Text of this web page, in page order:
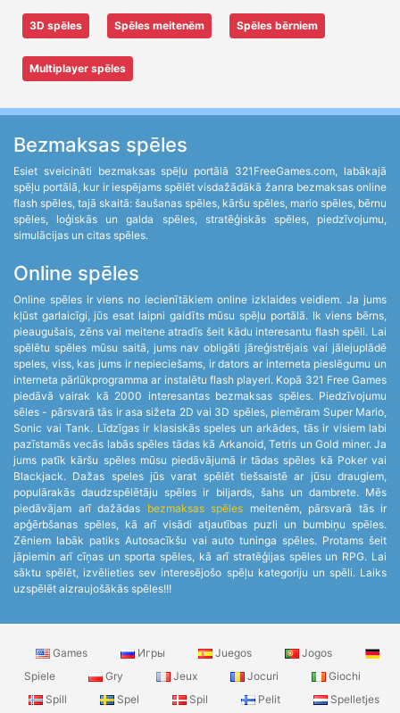
3D spēles Spēles meitenēm Spēles bērniem
Multiplayer spēles
Bezmaksas spēles
Esiet sveicināti bezmaksas spēļu portālā 321FreeGames.com, labākajā
spēļu portālā, kur ir iespējams spēlēt visdažādākā žanra bezmaksas online
flash spēles, tajā skaitā: šaušanas spēles, kāršu spēles, mario spēles, bērnu
spēles, loģiskās un galda spēles, stratēģiskās spēles, piedzīvojumu,
simulācijas un citas spēles.
Online spēles
Online spēles ir viens no iecienītākiem online izklaides veidiem. Ja jums
kļūst garlaicīgi, jūs esat laipni gaidīts mūsu spēļu portālā. Ik viens bērns,
pieaugušais, zēns vai meitene atradīs šeit kādu interesantu flash spēli. Lai
spēlētu spēles mūsu saitā, jums nav obligāti jāreģistrējais vai jālejuplādē
speles, viss, kas jums ir nepieciešams, ir dators ar interneta pieslēgumu un
interneta pārlūkprogramma ar instalētu flash playeri. Kopā 321 Free Games
piedāvā vairak kā 2000 interesantas bezmaksas spēles. Piedzīvojumu
sēles - pārsvarā tās ir asa sižeta 2D vai 3D spēles, piemēram Super Mario,
Sonic vai Tank. Līdzīgas ir klasiskās speles un arkādes, tās ir visiem labi
pazīstamās vecās labās spēles tādas kā Arkanoid, Tetris un Gold miner. Ja
jums patīk kāršu spēles mūsu piedāvājumā ir tādas spēles kā Poker vai
Blackjack. Dažas speles jūs varat spēlēt tiešsaistē ar jūsu draugiem,
populārakās daudzspēlētāju spēles ir biljards, šahs un dambrete. Mēs
piedāvājam arī dažādas bezmaksas spēles meitenēm, pārsvarā tās ir
apģērbšanas spēles, kā arī visādi atjautības puzli un bumbiņu spēles.
Zēniem labāk patiks Autosacīkšu vai auto tuninga spēles. Protams šeit
jāpiemin arī cīņas un sporta spēles, kā arī stratēģijas spēles un RPG. Lai
sāktu spēlēt, izvēlieties sev interesējošo spēļu kategoriju un spēli. Laiks
uzspēlēt aizraujošākās spēles!!!
Games Игры Juegos
Jogos
Spiele
Gry Jeux Jocuri
Giochi
Spill
Spel Spil Pelit Spelletjes